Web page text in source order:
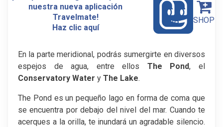
nuestra nueva aplicación
Travelmate!
Haz clic aquí
SHOP
En la parte meridional, podrás sumergirte en diversos
espejos de agua, entre ellos The Pond, el
Conservatory Water y The Lake.
The Pond es un pequeño lago en forma de coma que
se encuentra por debajo del nivel del mar. Cuando te
acerques a la orilla, te inundará un agradable silencio.